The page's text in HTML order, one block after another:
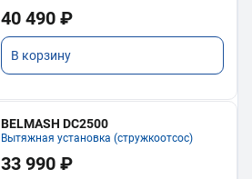
40 490 ₽
В корзину
BELMASH DC2500
Вытяжная установка (стружкоотсос)
33 990 ₽